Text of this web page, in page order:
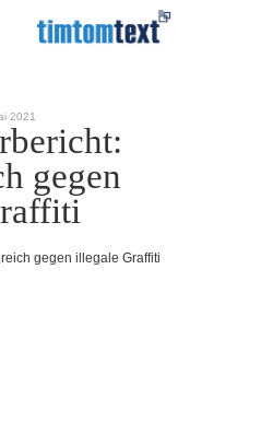
2021
gegen
gegen illegale Graffiti